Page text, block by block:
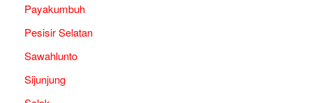
Payakumbuh
Pesisir Selatan
Sawahlunto
Sijunjung